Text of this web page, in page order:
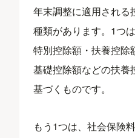
年末調整に適用される
種類があります。1つ
特別控除額・扶養控除
基礎控除額などの扶養
基づくものです。
もう1つは、社会保険